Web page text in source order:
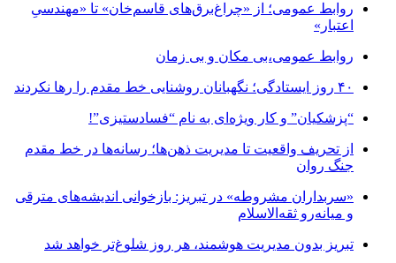
روابط عمومی؛ از «چراغ‌برق‌های قاسم‌خان» تا «مهندسیِ
اعتبار»
روابط عمومی،بی مکان و بی زمان
۴۰ روز ایستادگی؛ نگهبانان روشنایی خط مقدم را رها نکردند
“پزشکیان” و کار ویژه‌ای به نام “فسادستیزی”!
از تحریف واقعیت تا مدیریت ذهن‌ها؛ رسانه‌ها در خط مقدم
جنگ روان
«سربداران مشروطه» در تبریز: بازخوانی اندیشه‌های مترقی
و میانه‌رو ثقه‌الاسلام
تبریز بدون مدیریت هوشمند، هر روز شلوغ‌تر خواهد شد